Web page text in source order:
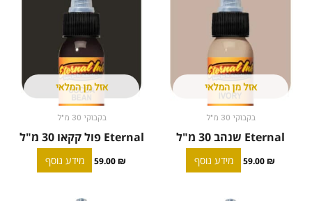
אזל מן המלאי
בקבוקי 30 מ"ל
Eternal שנהב 30 מ"ל
59.00 ₪ מידע נוסף
אזל מן המלאי
בקבוקי 30 מ"ל
Eternal פול קקאו 30 מ"ל
59.00 ₪ מידע נוסף